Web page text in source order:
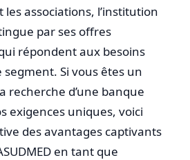
associations, l’institution
par ses offres
répondent aux besoins
segment. Si vous êtes un
recherche d’une banque
exigences uniques, voici
des avantages captivants
en tant que